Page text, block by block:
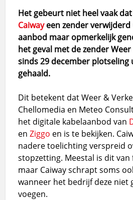
Het gebeurt niet heel vaak
Caiwayeen zender
aanbod maar opmerkelijk
het geval met de zender
sinds 29 december plotseling
gehaald.
Dit betekent dat Weer &
Chellomedia en Meteo
het digitale kabelaanbod van
enZiggo en is te bekijken.
nadere toelichting verspreid
stopzetting. Meestal is dit van
maar Caiway schrapt soms
wanneer het bedrijf deze niet
voegen.